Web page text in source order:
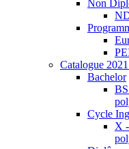
Non
Catalogue
Bachelor
Cycle
X